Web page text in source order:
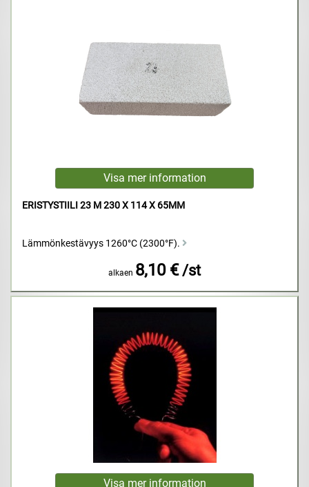
ERISTYSTIILI 23 M 230 X 114 X 65MM
Lämmönkestävyys 1260°C (2300°F).
alkaen 8,10 € /st